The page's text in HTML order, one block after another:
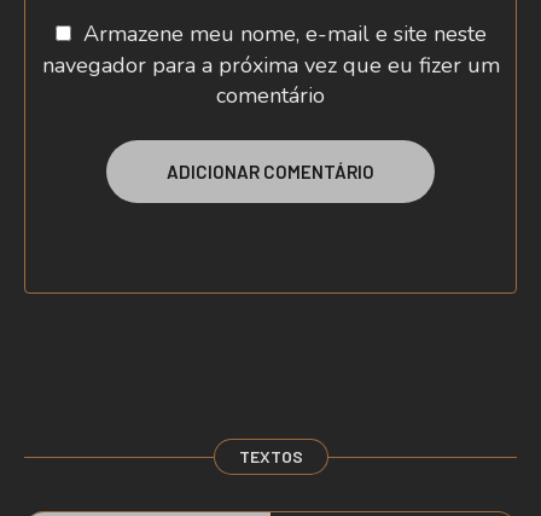
Armazene meu nome, e-mail e site neste
navegador para a próxima vez que eu fizer um
comentário
TEXTOS